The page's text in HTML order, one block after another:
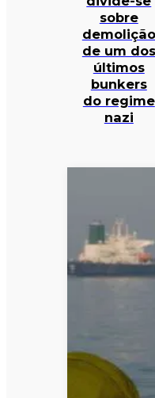
sobre
demolição
de um dos
últimos
bunkers
do regime
nazi